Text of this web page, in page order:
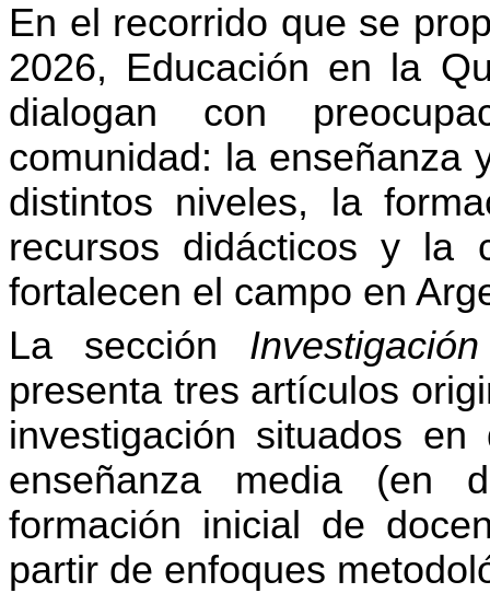
En el recorrido que se
2026, Educación en la
dialogan con
comunidad: la enseñanza
distintos niveles, la
recursos didácticos y la
fortalecen el campo en
La sección
presenta tres artículos
investigación situados
enseñanza media (en
formación inicial de
partir de enfoques